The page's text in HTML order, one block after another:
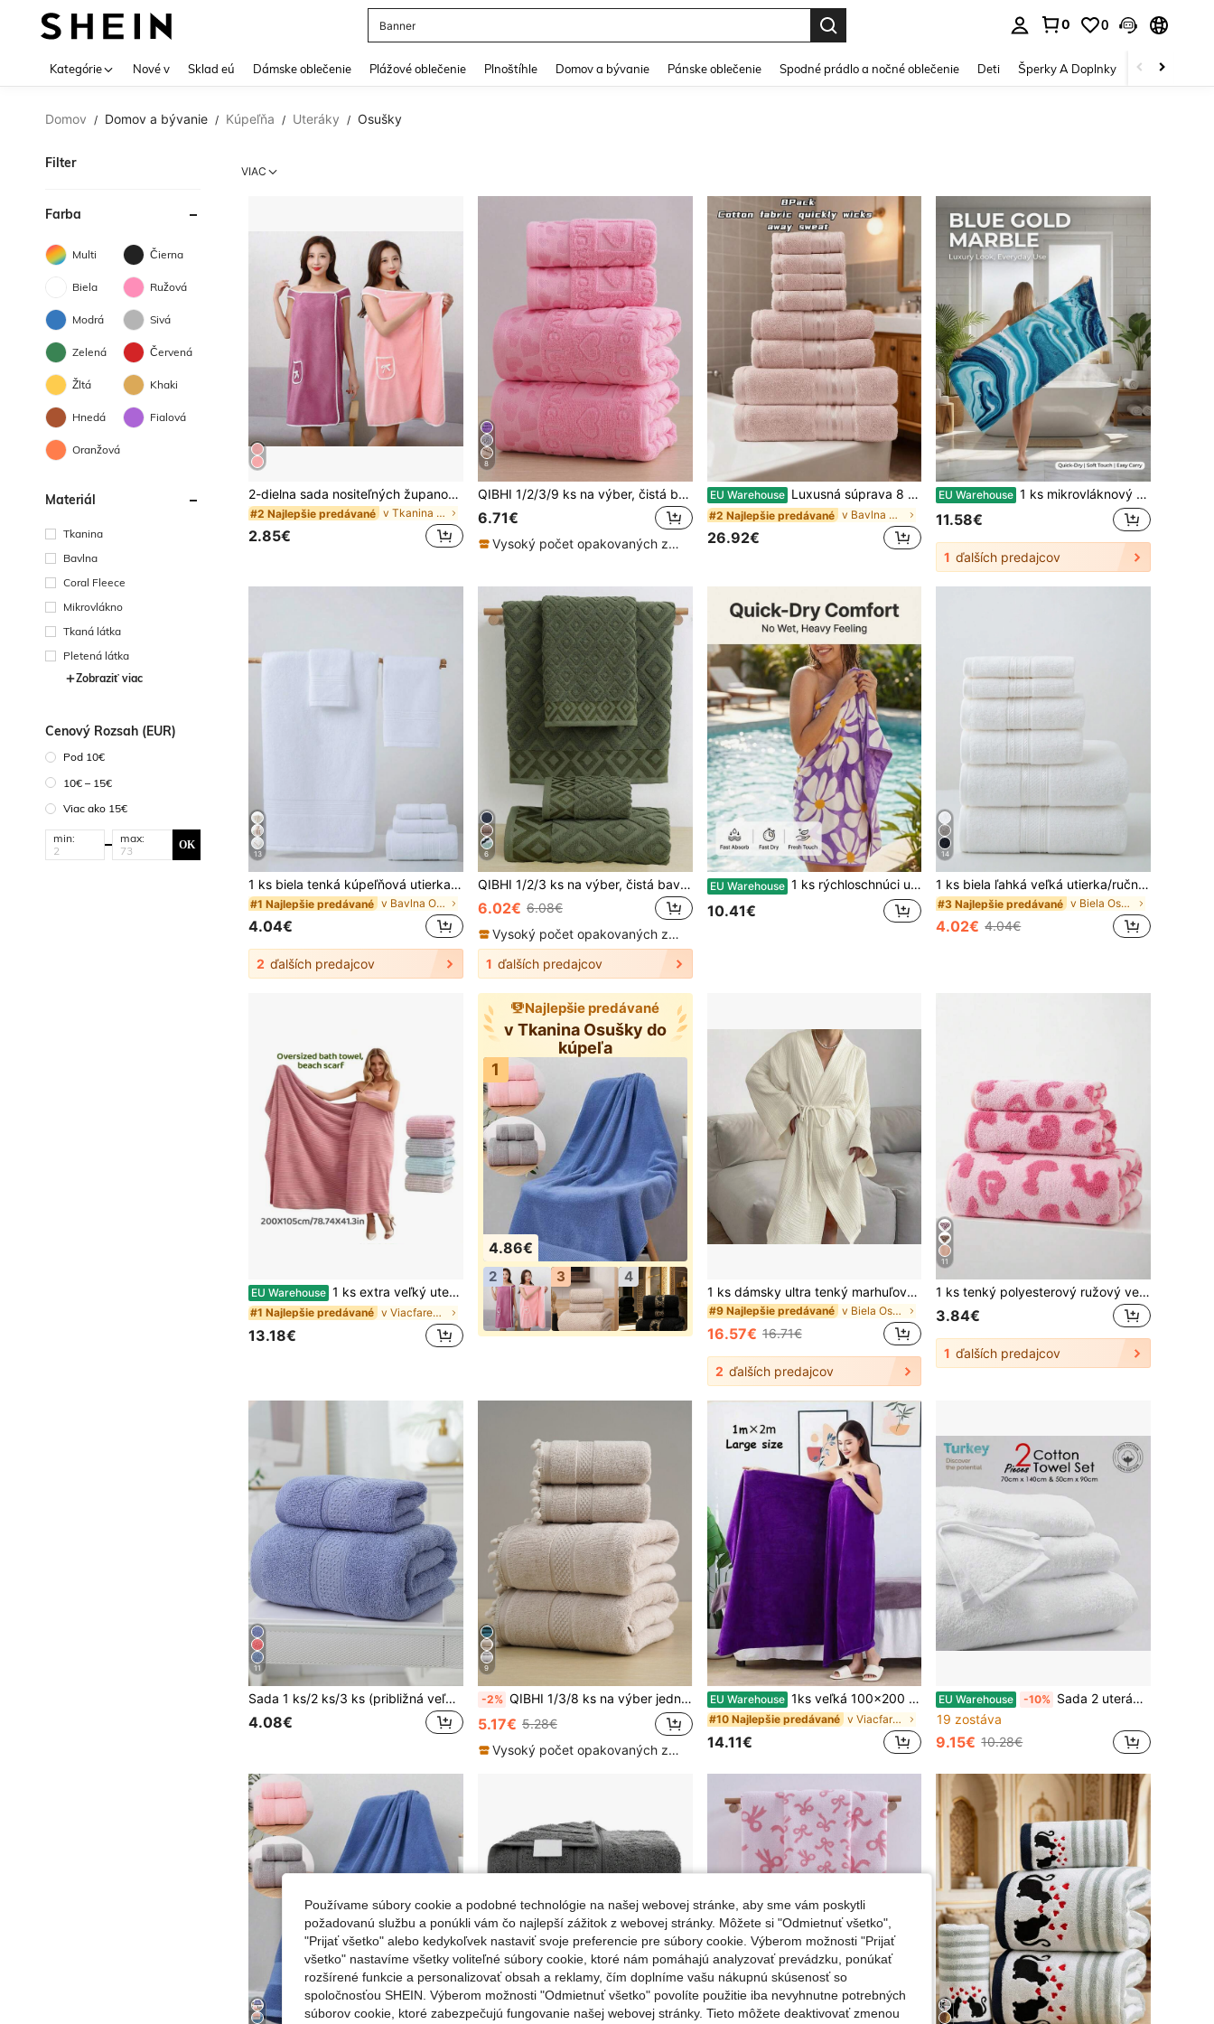
Banner
0 0
Kategórie Nové v Sklad eú Dámske oblečenie Plážové oblečenie Plnoštíhle Domov a bývanie Pánske oblečenie Spodné prádlo a nočné oblečenie Deti Šperky A Doplnky Krása a
Domov / Domov a bývanie / Kúpeľňa / Uteráky / Osušky
Filter
Farba
Multi Čierna
Biela Ružová
Modrá Sivá
Zelená Červená
Žltá Khaki
Hnedá Fialová
Oranžová
Materiál
Tkanina
Bavlna
Coral Fleece
Mikrovlákno
Tkaná látka
Pletená látka
Zobraziť viac
Cenový Rozsah (EUR)
Pod 10€
10€ – 15€
Viac ako 15€
min: max: OK
VIAC
2-dielna sada nositeľných županov - veľkosť pre dospelých, s vreckom na uterák, hrubá plyšová látka, vysoko savá, 1-dielna rýchloschnúca - vhodná na použitie po kúpeli - žiadne obavy z pádu, vhodná do salónu, hotela, na šport, do domácnosti a na iné príležitosti, možno použiť ako uterák alebo kúpeľný uterák.
#2 Najlepšie predávané v Tkanina Osušky do kúpeľa
2.85€
8
QIBHI 1/2/3/9 ks na výber, čistá bavlna, žakárový vzor srdca a lásky, 1 ks kúpeľňový uterák/1 ks kúpací uterák, 100 % bavlnený froté materiál, útulný párový uterák/kúpací uterák do domácnosti, na párty, darček na Valentína, savý a mäkký, domáci dekor, vhodný do kúpeľne, na návrat do školy, základná potreba do domácnosti
6.71€
Vysoký počet opakovaných zákazníkov
EU Warehouse Luxusná súprava 8 ks uterákov: 4 ručníkové + 2 na tvár + 2 kúpeľové uteráky, jemné k pokožke, super savé a rýchlo schnúce jednofarebné uteráky, na celoročné použitie do kúpeľne, do spa, bazéna, na pláž, cestovanie, do hotela a pre hostí, skvelý darček na Halloween a Deň vďakyvdení a jesenná domáca dekorácia
#2 Najlepšie predávané v Bavlna Osušky do kúpeľa
26.92€
EU Warehouse 1 ks mikrovláknový uterák s magickou mramorovou vírivou potlačou, priedušný, prenosný, v rôznych veľkostiach, pre ženy, na plávanie, dovolenku, cestovanie, posilňovňu, jógu, horskú turistiku, sprchu a kempovanie, ultra savý a rýchlo schnúci, luxusný kúpeľový uterák na spa, do hotela a domov
11.58€
1 ďalších predajcov
13
1 ks biela tenká kúpeľňová utierka z čistej bavlny/malá utierka/vrecovník, minimalistická jednofarebná, rýchlo schnúca a savá, unisex, vhodná na celoročné použitie, ideálna do kúpeľne, na cestovanie, dovolenku, ako darček, do školy, hotela alebo domov
#1 Najlepšie predávané v Bavlna Osušky do kúpeľa
4.04€
2 ďalších predajcov
6
QIBHI 1/2/3 ks na výber, čistá bavlna s žakárovým diamantovým vzorom, jednofarebná elegantná, 100 % bavlna, látka nie je hrubá, európsky štýl, tvárna utierka/alebo vyberte jednu kúpeľňovú utierku, bavlnený froté, kúpeľňová utierka, vhodná do kúpeľne, na návrat do školy, na cestovanie, základné potreby do domácnosti, utierka, starostlivosť o pokožku
6.02€ 6.08€
Vysoký počet opakovaných zákazníkov
1 ďalších predajcov
EU Warehouse 1 ks rýchloschnúci uterák z mikrovlákna s bohémskym kvetinovým vzorom, extra veľká veľkosť, super mäkké vlákno, priedušný a prenosný, vhodný na plávanie, cestovanie, kempovanie, turistiku a ďalšie príležitosti. Dostupné vo viacerých veľkostiach. Ideálny na plávanie, dovolenku, cestovanie, fitness, jogu, rekreačné stredisko, turistiku, sprchu, kempovanie. Super savý a rýchloschnúci, luxusný uterák, vhodný do kúpeľov, hotelov, na domáce použitie.
10.41€
14
1 ks biela ľahká veľká utierka/ručník na ruky/štvorcová utierka z čistej bavlny, rýchlo schnúca a savá, unisex, vhodná na všetky ročné obdobia, ideálna do kúpeľne, na cestovanie, ako sviatočný darček, na pláž, do hotela, do spa a na vonkajšie použitie, perfektná do domácnosti
#3 Najlepšie predávané v Biela Osušky do kúpeľa
4.02€ 4.04€
EU Warehouse 1 ks extra veľký uterák z koralového flísu, mäkká luxusná nadrozmerná plážová deka z koralového flísu, vysoko savá polyesterová zmes, pruhovaný dizajn, viacúčelová, vhodná do domácej kúpeľne, na pláž a na zdriemnutie, moderný štýl, ideálna pre dospelých, super mäkká a rýchloschnúca, zabalená okolo celého tela, vysoko kvalitný uterák do kúpania, plážový uterák do sauny (200*105cm/78,7*41,3in)
#1 Najlepšie predávané v Viacfarebný Osušky do kúpeľa
13.18€
Najlepšie predávané
v Tkanina Osušky do
kúpeľa
1
4.86€
2 3 4
1 ks dámsky ultra tenký marhuľový župan z čistej bavlny, mäkký, savý a odolný, roztomilý jednoduchý bežný župan, kúpeľňové potreby a doplnky, dámsky župan typu towel wrap, zapínací na gombíky, rýchloschnúci a ľahký, súprava župana
#9 Najlepšie predávané v Biela Osušky do kúpeľa
16.57€ 16.71€
2 ďalších predajcov
11
1 ks tenký polyesterový ružový veľký kútikový/ručný/štvorcový uterák, vzor srdca, unisex, vhodný na všetky ročné obdobia, savý a mäkký, ideálny do kúpeľne, ako sviatočný darček, do školy, na cestovanie vonku, do domácnosti a na pláž
3.84€
1 ďalších predajcov
11
Sada 1 ks/2 ks/3 ks (približná veľkosť: tvárna utierka 13*13 palcov + utierka na ruky 13*29 palcov + kúpeľňová utierka 28*55 palcov) letná ľahká priedušná z čistej bavlny s diamantovým stuhovým dizajnom, savá, mäkká a šetrná k pokožke, na umývanie tváre, kúpeľňová utierka na telo z česaného bavlneného vlákna, kúpeľňové potreby
4.08€
9
-2% QIBHI 1/3/8 ks na výber jednofarebný saténový lem, 100 % bavlna, 1 utierka alebo 1 kúpeľový uterák, čistá bavlna, mäkký tvárkový/kúpeľový uterák, domáci dekor, vhodný do kúpeľne, hotela, na návrat do školy, základné potreby do domácnosti, uterák, starostlivosť o pokožku
5.17€ 5.28€
Vysoký počet opakovaných zákazníkov
EU Warehouse 1ks veľká 100x200 cm fialová ultramäkká osuška z mikrovlákna, rýchloschnúca, savá, viacúčelová osuška na domáce použitie, pláž, bazén, kúpele
#10 Najlepšie predávané v Viacfarebný Osušky do kúpeľa
14.11€
EU Warehouse -10% Sada 2 uterákov rôznych veľkostí, Mäkké uteráky na ruky/tvár, vhodné do kúpeľne, hotela, cestovania, večierkov, darčekov, kaderníkov, telocviční, celoročné použitie
19 zostáva
9.15€ 10.28€
Používame súbory cookie a podobné technológie na našej webovej stránke, aby sme vám poskytli
požadovanú službu a ponúkli vám čo najlepší zážitok z webovej stránky. Môžete si "Odmietnuť všetko",
"Prijať všetko" alebo kedykoľvek nastaviť svoje preferencie pre súbory cookie. Výberom možnosti "Prijať
všetko" nastavíme všetky voliteľné súbory cookie, ktoré nám pomáhajú analyzovať prevádzku, ponúkať
rozšírené funkcie a personalizovať obsah a reklamy, čím doplníme vašu nákupnú skúsenosť so
spoločnosťou SHEIN. Výberom možnosti "Odmietnuť všetko" povolíte použitie iba nevyhnutne potrebných
súborov cookie, ktoré zabezpečujú fungovanie našej webovej stránky. Tieto môžete deaktivovať zmenou